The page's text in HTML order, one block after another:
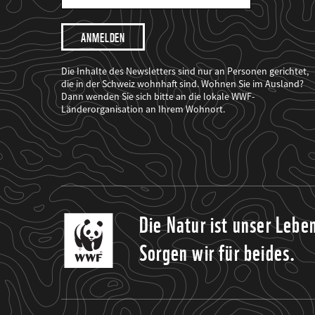
Mail
Adresse
Ich
möchte,
dass
der
WWF
mich
über
seine
Projekte
informiert.
Die Inhalte des Newsletters sind nur an Personen gerichtet,
die in der Schweiz wohnhaft sind. Wohnen Sie im Ausland?
Dann wenden Sie sich bitte an die lokale WWF-
Länderorganisation an Ihrem Wohnort.
Die Natur ist unser
Sorgen wir für beides.